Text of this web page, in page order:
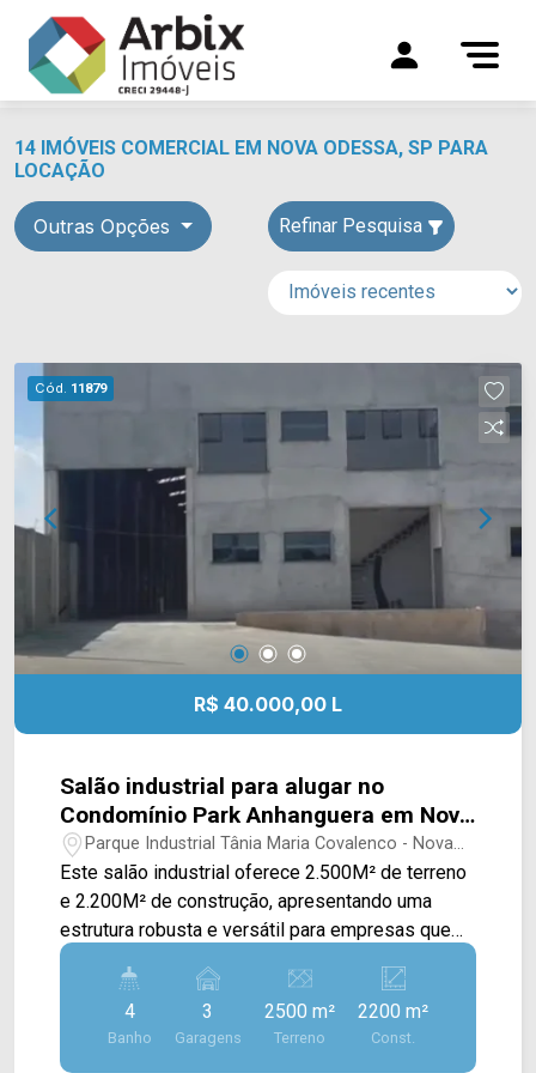
14 IMÓVEIS COMERCIAL EM NOVA ODESSA, SP PARA
LOCAÇÃO
Outras Opções Refinar Pesquisa
Cód. 11879
R$ 40.000,00 L
Salão industrial para alugar no
Condomínio Park Anhanguera em Nova
Odessa/SP
Parque Industrial Tânia Maria Covalenco - Nova
Odessa/SP
Este salão industrial oferece 2.500M² de terreno
e 2.200M² de construção, apresentando uma
estrutura robusta e versátil para empresas que
buscam um imóvel preparado para operações
industriais, logísticas, centros de distribuição e
armazenagem de grande porte. O imóvel conta
com um amplo salão de pé-direito alto,
4
Banho
3
Garagens
2500 m²
Terreno
2200 m²
Const.